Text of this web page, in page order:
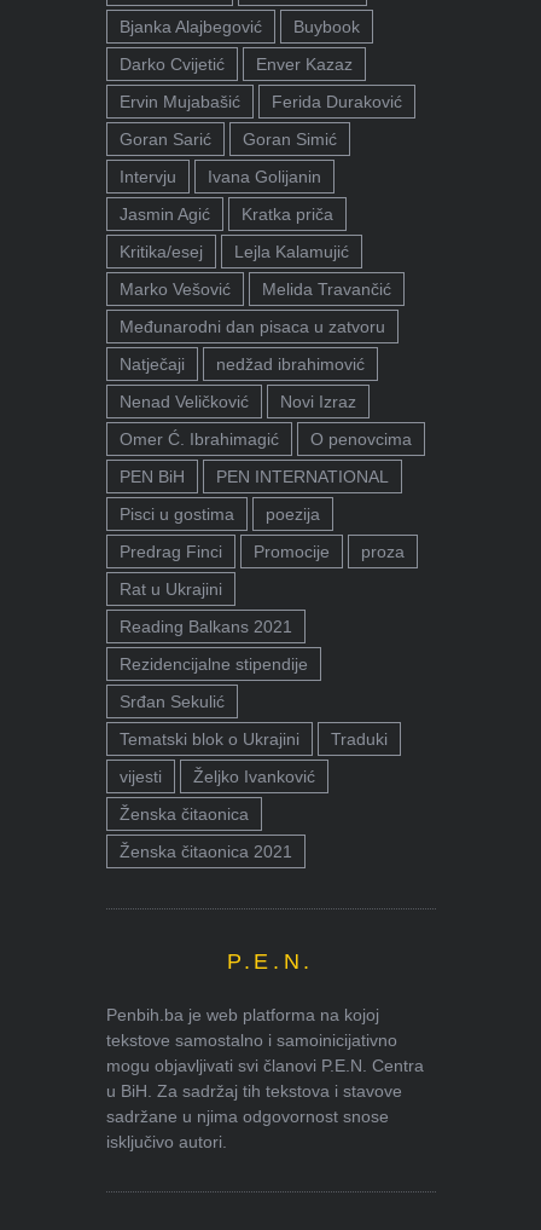
Bjanka Alajbegović
Buybook
Darko Cvijetić
Enver Kazaz
Ervin Mujabašić
Ferida Duraković
Goran Sarić
Goran Simić
Intervju
Ivana Golijanin
Jasmin Agić
Kratka priča
Kritika/esej
Lejla Kalamujić
Marko Vešović
Melida Travančić
Međunarodni dan pisaca u zatvoru
Natječaji
nedžad ibrahimović
Nenad Veličković
Novi Izraz
Omer Ć. Ibrahimagić
O penovcima
PEN BiH
PEN INTERNATIONAL
Pisci u gostima
poezija
Predrag Finci
Promocije
proza
Rat u Ukrajini
Reading Balkans 2021
Rezidencijalne stipendije
Srđan Sekulić
Tematski blok o Ukrajini
Traduki
vijesti
Željko Ivanković
Ženska čitaonica
Ženska čitaonica 2021
P.E.N.
Penbih.ba je web platforma na kojoj
tekstove samostalno i samoinicijativno
mogu objavljivati svi članovi P.E.N. Centra
u BiH. Za sadržaj tih tekstova i stavove
sadržane u njima odgovornost snose
isključivo autori.